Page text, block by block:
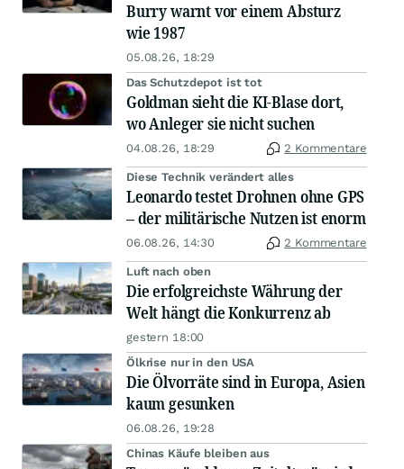
Burry warnt vor einem Absturz
wie 1987
05.08.26, 18:29
Das Schutzdepot ist tot
Goldman sieht die KI-Blase dort,
wo Anleger sie nicht suchen
04.08.26, 18:29 2 Kommentare
Diese Technik verändert alles
Leonardo testet Drohnen ohne GPS
– der militärische Nutzen ist enorm
06.08.26, 14:30 2 Kommentare
Luft nach oben
Die erfolgreichste Währung der
Welt hängt die Konkurrenz ab
gestern 18:00
Ölkrise nur in den USA
Die Ölvorräte sind in Europa, Asien
kaum gesunken
06.08.26, 19:28
Chinas Käufe bleiben aus